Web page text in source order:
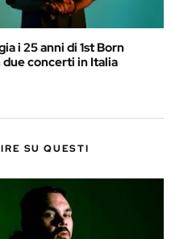
i 25 anni di 1st Born
due concerti in Italia
SU QUESTI